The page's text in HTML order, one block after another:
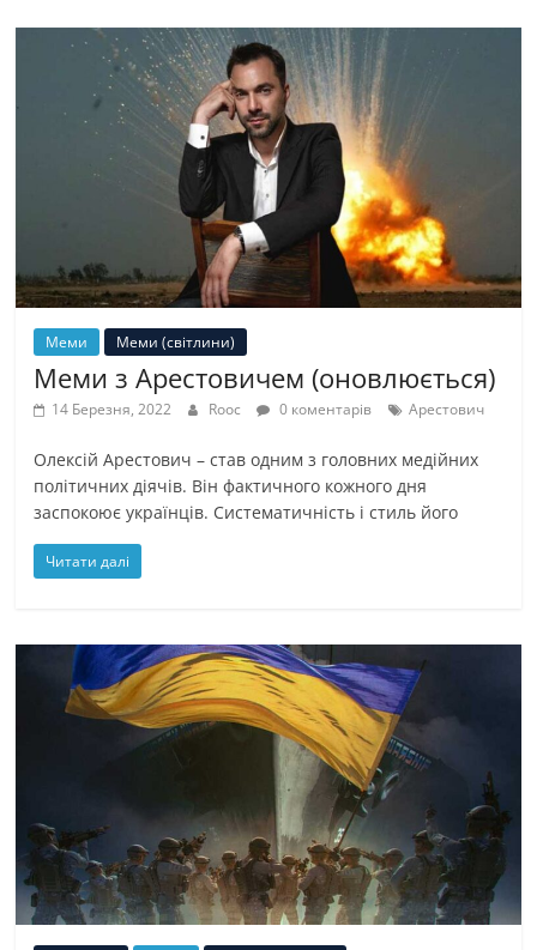
Меми Меми (світлини)
Меми з Арестовичем (оновлюється)
14 Березня, 2022 Rooc 0 коментарів Арестович
Олексій Арестович – став одним з головних медійних
політичних діячів. Він фактичного кожного дня
заспокоює українців. Систематичність і стиль його
Читати далі